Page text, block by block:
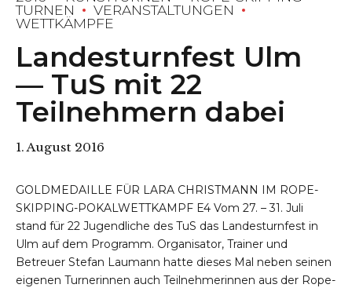
TURNEN
VERANSTALTUNGEN
WETTKÄMPFE
Landesturnfest Ulm
— TuS mit 22
Teilnehmern dabei
1. August 2016
GOLDMEDAILLE FÜR LARA CHRISTMANN IM ROPE-
SKIPPING-POKALWETTKAMPF E4 Vom 27. – 31. Juli
stand für 22 Jugendliche des TuS das Landesturnfest in
Ulm auf dem Programm. Organisator, Trainer und
Betreuer Stefan Laumann hatte dieses Mal neben seinen
eigenen Turnerinnen auch Teilnehmerinnen aus der Rope-